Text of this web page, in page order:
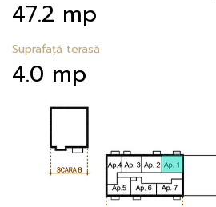
47.2 mp
Suprafață terasă
4.0 mp